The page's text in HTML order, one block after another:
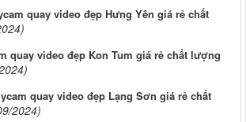
quay video đẹp Hưng Yên giá rẻ chất
quay video đẹp Kon Tum giá rẻ chất lượng
quay video đẹp Lạng Sơn giá rẻ chất
2024)